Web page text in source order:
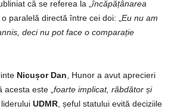
că se referea la „ încăpățânarea
paralelă directă între cei doi: „ Eu nu am
deci nu pot face o comparație
Nicușor Dan , Hunor a avut aprecieri
este „ foarte implicat, răbdător și
liderului UDMR , șeful statului evită deciziile